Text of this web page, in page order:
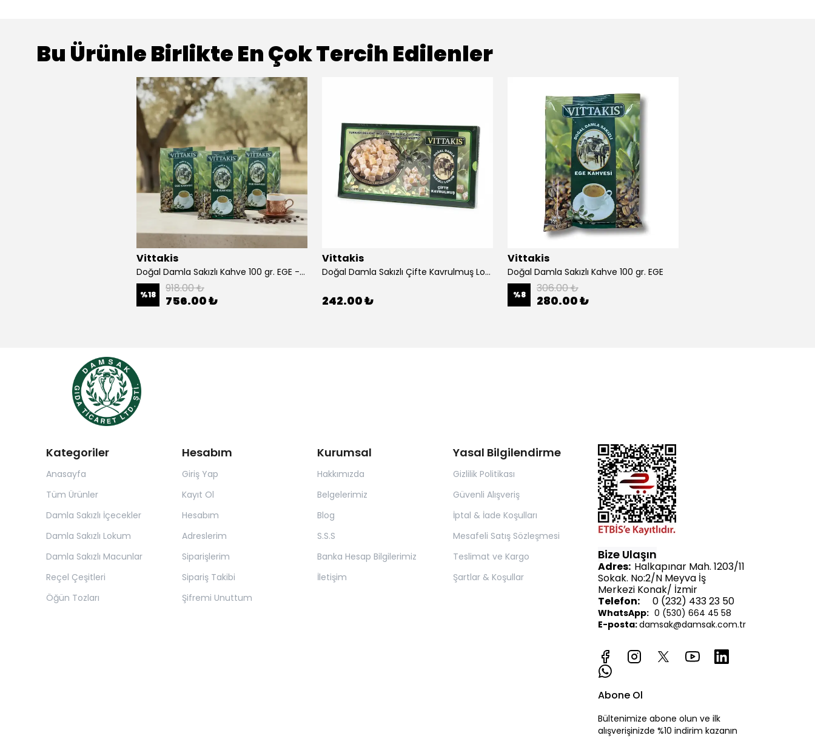
Bu Ürünle Birlikte En Çok Tercih Edilenler
Vittakis
Doğal Damla Sakızlı Kahve 100 gr. EGE -3'lü Paket
%18 918.00 ₺
756.00 ₺
Vittakis
Doğal Damla Sakızlı Çifte Kavrulmuş Lokum 400 gr.
242.00 ₺
Vittakis
Doğal Damla Sakızlı Kahve 100 gr. EGE
%8 306.00 ₺
280.00 ₺
Kategoriler
Anasayfa
Tüm Ürünler
Damla Sakızlı İçecekler
Damla Sakızlı Lokum
Damla Sakızlı Macunlar
Reçel Çeşitleri
Öğün Tozları
Hesabım
Giriş Yap
Kayıt Ol
Hesabım
Adreslerim
Siparişlerim
Sipariş Takibi
Şifremi Unuttum
Kurumsal
Hakkımızda
Belgelerimiz
Blog
S.S.S
Banka Hesap Bilgilerimiz
İletişim
Yasal Bilgilendirme
Gizlilik Politikası
Güvenli Alışveriş
İptal & İade Koşulları
Mesafeli Satış Sözleşmesi
Teslimat ve Kargo
Şartlar & Koşullar
Bize Ulaşın
Adres: Halkapınar Mah. 1203/11
Sokak. No:2/N Meyva İş
Merkezi Konak/ İzmir
Telefon: 0 (232) 433 23 50
WhatsApp: 0 (530) 664 45 58
E-posta:damsak@damsak.com.tr
Abone Ol
Bültenimize abone olun ve ilk
alışverişinizde %10 indirim kazanın